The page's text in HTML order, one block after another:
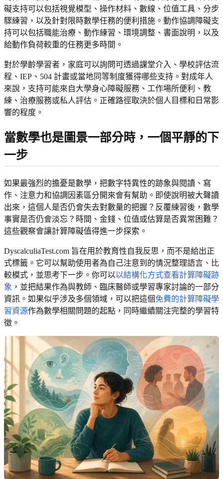
礙支持可以包括視覺模型、操作材料、數線、位值工具、分步
驟練習，以及針對限時數學任務的便利措施。動作協調障礙支
持可以包括職能治療、動作練習、環境調整、書面說明，以及
給動作負荷較重的任務更多時間。
對於學齡學習者，家庭可以詢問可透過課堂介入、學校評估流
程、IEP、504 計畫或當地同等制度獲得哪些支持。對成年人
來說，支持可能來自大學身心障礙服務、工作場所便利、教
練、治療服務或私人評估。正確路徑取決於個人目標和日常影
響的程度。
當數學也是圖景一部分時，一個平靜的下
一步
如果最強烈的擔憂是數學，把數字特異性的跡象與閱讀、寫
作、注意力和協調因素區分開來會有幫助。即使說明被大聲讀
出來，這個人是否仍會失去對數量的把握？反覆練習後，數學
事實是否仍會淡忘？時間、金錢、位值或估算是否異常困難？
這些觀察會讓計算障礙值得進一步探索。
DyscalculiaTest.com 旨在用於教育性自我反思，而不是給出正
式標籤。它可以幫助使用者為自己注意到的情況整理語言、比
較模式，並思考下一步。你可以以結構化方式查看計算障礙跡
象 ，並把結果作為與教師、臨床醫師或學習專家討論的一部分
資訊。如果似乎涉及多個領域，可以把這個免費的計算障礙學
習資源作為數學相關問題的起點，同時繼續關注完整的學習特
徵。